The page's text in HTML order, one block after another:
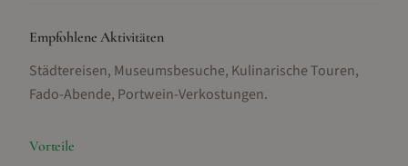
Empfohlene Aktivitäten
Städtereisen, Museumsbesuche, Kulinarische Touren,
Fado-Abende, Portwein-Verkostungen.
Vorteile